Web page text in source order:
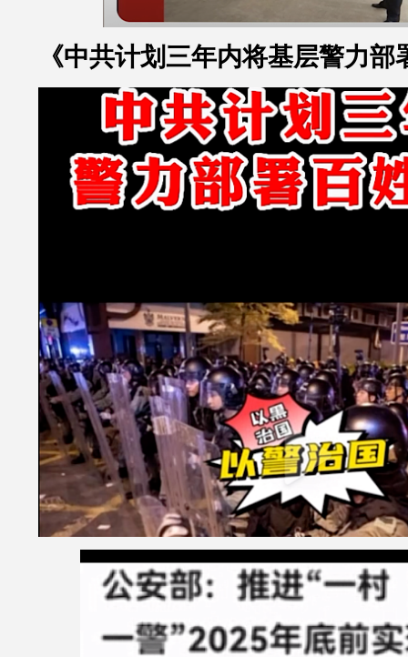
《中共计划三年内将基层警力